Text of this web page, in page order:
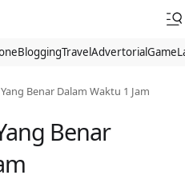
BloggingTravelAdvertorialGame
Benar Dalam Waktu 1 Jam
Benar